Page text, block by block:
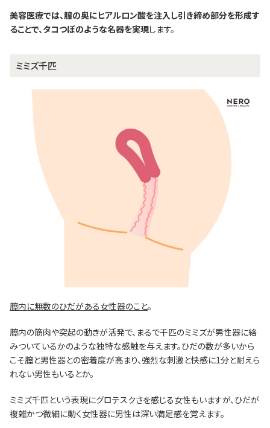
美容医療では、膣の奥にヒアルロン酸を注入し引き締め部分を形成す
ることで、タコつぼのような名器を実現します。
ミミズ千匹
膣内に無数のひだがある女性器のこと。
膣内の筋肉や突起の動きが活発で、まるで千匹のミミズが男性器に絡
みついているかのような独特な感触を与えます。ひだの数が多いから
こそ膣と男性器との密着度が高まり、強烈な刺激と快感に1分と耐えら
れない男性もいるとか。
ミミズ千匹という表現にグロテスクさを感じる女性もいますが、ひだが
複雑かつ微細に動く女性器に男性は深い満足感を覚えます。